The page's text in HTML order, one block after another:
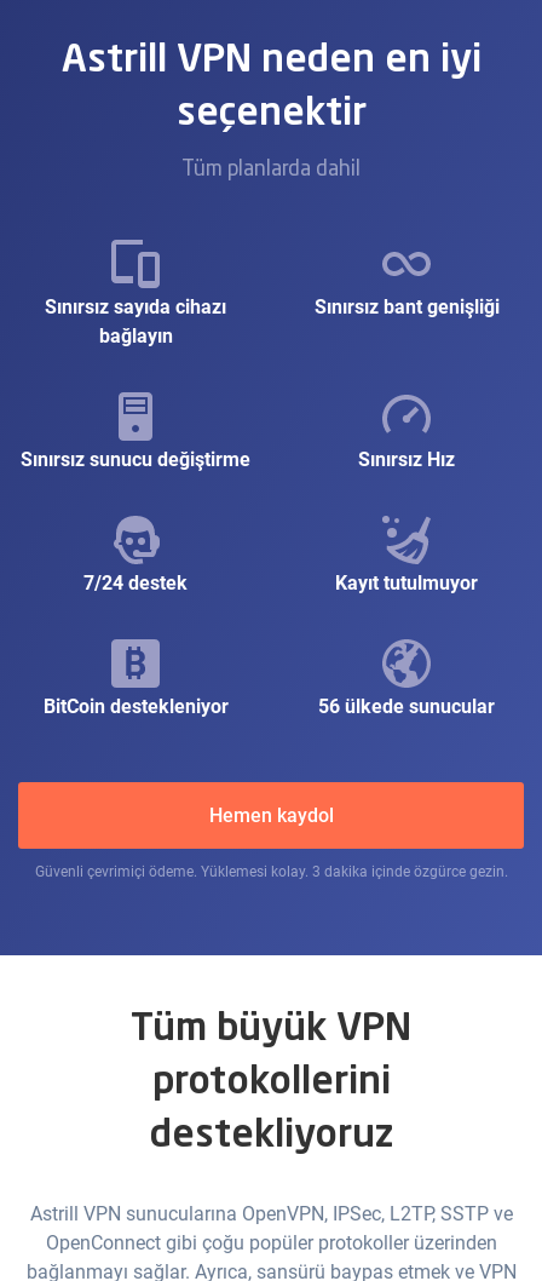
Astrill VPN neden en iyi
seçenektir
Tüm planlarda dahil
Sınırsız sayıda cihazı
bağlayın
Sınırsız bant genişliği
Sınırsız sunucu değiştirme Sınırsız Hız
7/24 destek Kayıt tutulmuyor
BitCoin destekleniyor 56 ülkede sunucular
Hemen kaydol
Güvenli çevrimiçi ödeme. Yüklemesi kolay. 3 dakika içinde özgürce gezin.
Tüm büyük VPN
protokollerini
destekliyoruz
Astrill VPN sunucularına OpenVPN, IPSec, L2TP, SSTP ve
OpenConnect gibi çoğu popüler protokoller üzerinden
bağlanmayı sağlar. Ayrıca, sansürü baypas etmek ve VPN